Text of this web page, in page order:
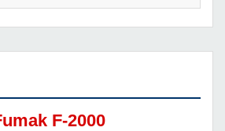
F-2000